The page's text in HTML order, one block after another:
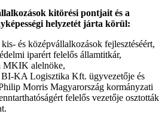
kitörési pontjait és a
helyzetét járta körül:
és középvállalkozások fejlesztéséért,
iparért felelős államtitkár,
MKIK alelnöke,
BI-KA Logisztika Kft. ügyvezetője és
Morris Magyarország kormányzati
felelős vezetője osztották